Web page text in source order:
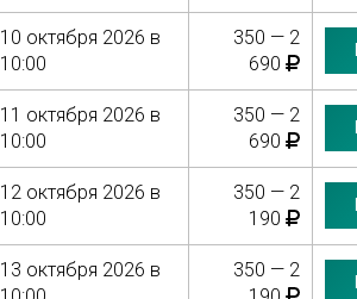
10 октября 2026 в
10:00
350 — 2
690
11 октября 2026 в
10:00
350 — 2
690
12 октября 2026 в
10:00
350 — 2
190
13 октября 2026 в
350 — 2